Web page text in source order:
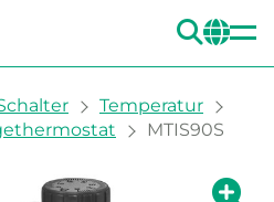
Temperatur
MTIS90S
Zeige